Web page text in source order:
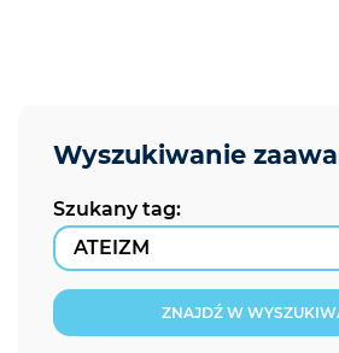
Szukany tag:
ZNAJDŹ W